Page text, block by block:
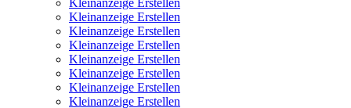
Kleinanzeige Erstellen
Kleinanzeige Erstellen
Kleinanzeige Erstellen
Kleinanzeige Erstellen
Kleinanzeige Erstellen
Kleinanzeige Erstellen
Kleinanzeige Erstellen